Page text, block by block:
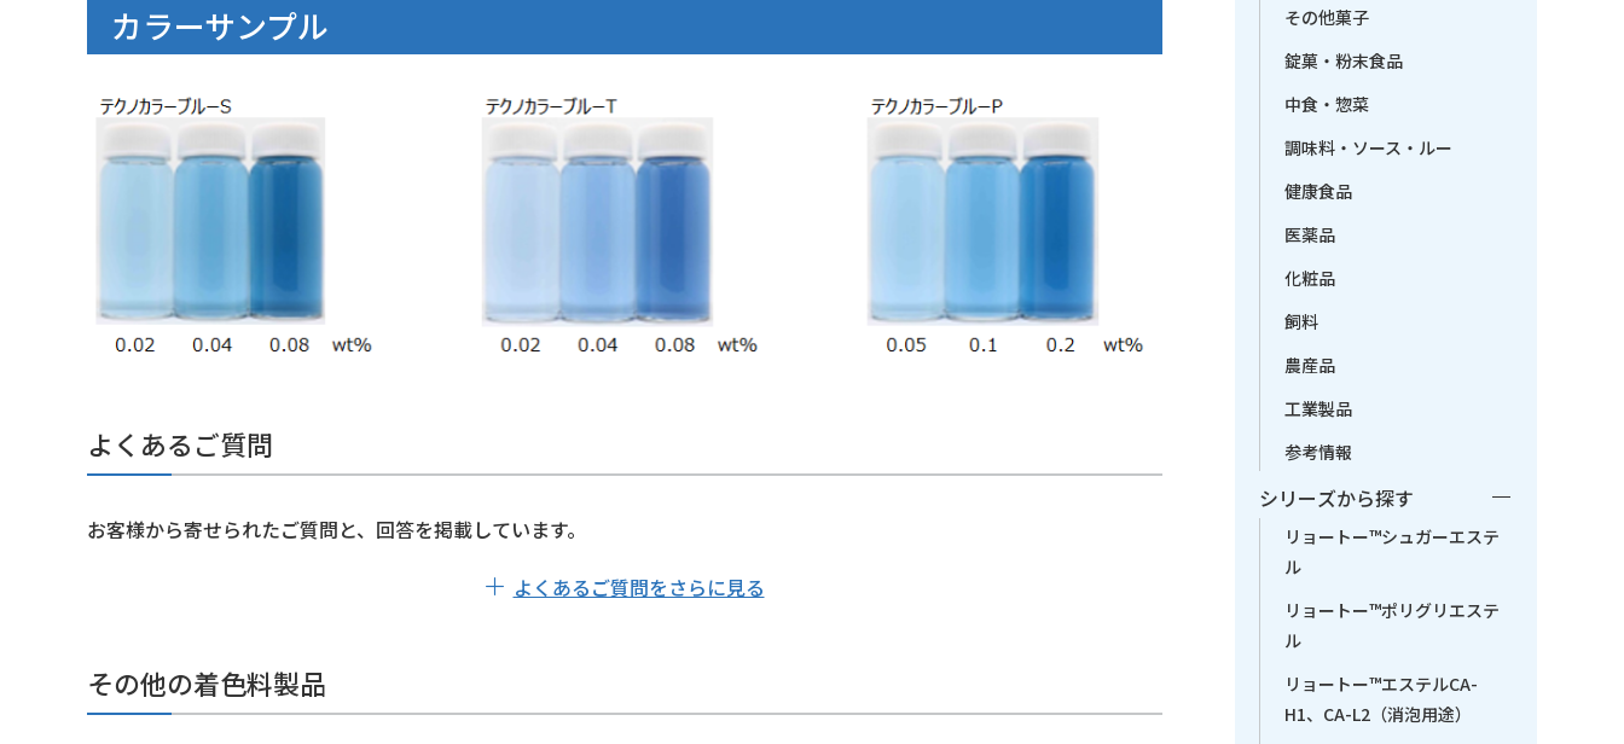
カラーサンプル
よくあるご質問
お客様から寄せられたご質問と、回答を掲載しています。
よくあるご質問をさらに見る
その他の着色料製品
その他菓子
錠菓・粉末食品
中食・惣菜
調味料・ソース・ルー
健康食品
医薬品
化粧品
飼料
農産品
工業製品
参考情報
シリーズから探す
リョートー™シュガーエステ
ル
リョートー™ポリグリエステ
ル
リョートー™エステルCA-
H1、CA-L2（消泡用途）